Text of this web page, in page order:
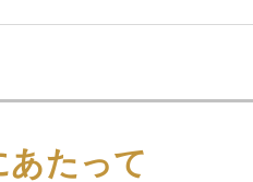
秋
あたって